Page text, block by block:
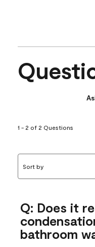
1 - 2 of 2 Questions
Sort by
Q: Does it
bathroom